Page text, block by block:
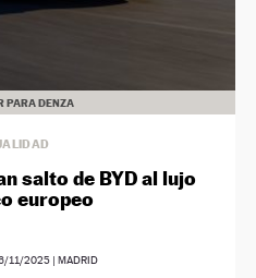
PARA DENZA
salto de BYD al lujo
europeo
11/2025| MADRID